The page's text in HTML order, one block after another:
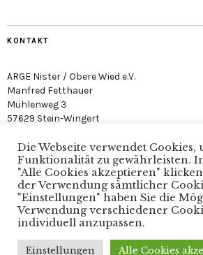
KONTAKT
ARGE Nister / Obere Wied e.V.
Manfred Fetthauer
Mühlenweg 3
57629 Stein-Wingert
Arge Nister / Obere Wied e.V. ·
Nister
Copyright © 2025
Die Webseite verwendet Cookies,
Funktionalität zu gewährleisten.
"Alle Cookies akzeptieren"
der Verwendung sämtlicher
"Einstellungen" haben Sie die
Verwendung verschiedener
individuell anzupassen.
Einstellungen Alle Cookies